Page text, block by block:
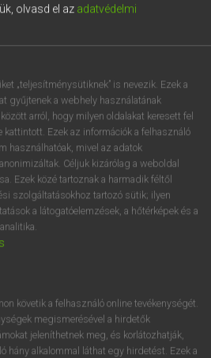
szótár
szócikk megtekintéséhez.
BELÉPÉS
előfizetésem. A szótár 2 órás,
elindításához regisztrálok és
olvasd el az adatvédelmi
„teljesítménysütiknek” is nevezik. Ezek a
gyűjtenek a webhely használatának
arról, hogy milyen oldalakat keresett fel
kattintott. Ezek az információk a felhasználó
használhatóak, mivel az adatok
Céljuk kizárólag a weboldal
Ezek közé tartoznak a harmadik féltől
szolgáltatásokhoz tartozó sütik; ilyen
a látogatóelemzések, a hőtérképek és a
követik a felhasználó online tevékenységét.
megismerésével a hirdetők
jeleníthetnek meg, és korlátozhatják,
hány alkalommal láthat egy hirdetést. Ezek a
i o p
l é á ű Ω
, . AltGr